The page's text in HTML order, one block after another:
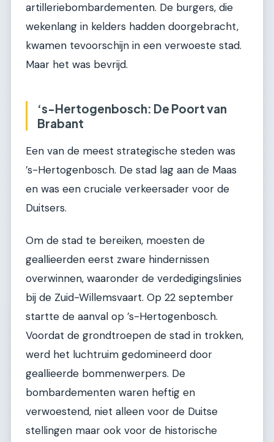
artilleriebombardementen. De burgers, die
wekenlang in kelders hadden doorgebracht,
kwamen tevoorschijn in een verwoeste stad.
Maar het was bevrijd.
‘s-Hertogenbosch: De Poort van
Brabant
Een van de meest strategische steden was
’s-Hertogenbosch. De stad lag aan de Maas
en was een cruciale verkeersader voor de
Duitsers.
Om de stad te bereiken, moesten de
geallieerden eerst zware hindernissen
overwinnen, waaronder de verdedigingslinies
bij de Zuid-Willemsvaart. Op 22 september
startte de aanval op ’s-Hertogenbosch.
Voordat de grondtroepen de stad in trokken,
werd het luchtruim gedomineerd door
geallieerde bommenwerpers. De
bombardementen waren heftig en
verwoestend, niet alleen voor de Duitse
stellingen maar ook voor de historische